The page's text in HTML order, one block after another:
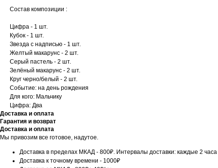
Состав композиции :
Цифра - 1 шт.
Кубок - 1 шт.
Звезда с надписью - 1 шт.
Желтый макарунс - 2 шт.
Серый пастель - 2 шт.
Зелёный макарунс - 2 шт.
Круг черно/белый - 2 шт.
Событие: на день рождения
Для кого: Мальчику
Цифра: Два
Доставка и оплата
Гарантия и возврат
Доставка и оплата
Мы привозим все готовое, надутое.
Доставка в пределах МКАД - 800₽. Интервалы доставки: каждые 2 часа
Доставка к точному времени - 1000₽